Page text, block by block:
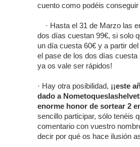
cuento como podéis
· Hasta el 31 de Marzo las
dos días cuestan 99€, si solo
un día cuesta 60€ y a partir
el pase de los dos días cuesta
ya os vale ser rápidos!
· Hay otra posibilidad, ¡¡este
dado a
enorme honor de sortear 2
sencillo participar, sólo tenéis
comentario con vuestro
decir por qué os hace ilusión